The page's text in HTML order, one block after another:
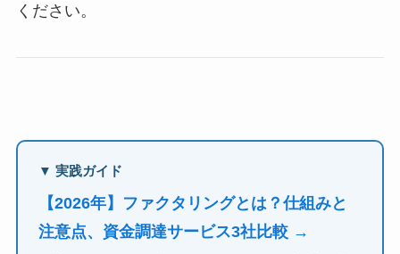
ください。
▼ 実践ガイド
【2026年】ファクタリングとは？仕組みと
注意点、資金調達サービス3社比較 →